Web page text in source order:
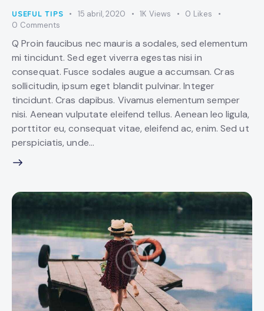
USEFUL TIPS 15 abril, 2020 1K Views 0 Likes
0 Comments
Q Proin faucibus nec mauris a sodales, sed elementum
mi tincidunt. Sed eget viverra egestas nisi in
consequat. Fusce sodales augue a accumsan. Cras
sollicitudin, ipsum eget blandit pulvinar. Integer
tincidunt. Cras dapibus. Vivamus elementum semper
nisi. Aenean vulputate eleifend tellus. Aenean leo ligula,
porttitor eu, consequat vitae, eleifend ac, enim. Sed ut
perspiciatis, unde…